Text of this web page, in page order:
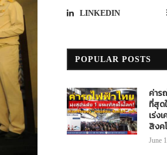
LINKEDIN
POPULAR POSTS
ค่าร
ที่สุด
เร่ง
สิงค
June